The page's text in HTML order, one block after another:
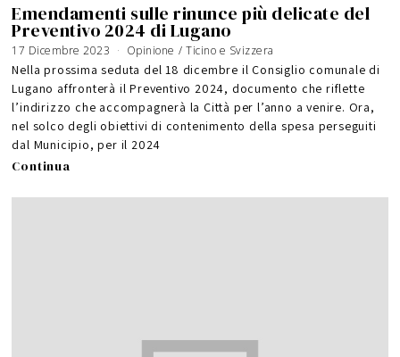
Emendamenti sulle rinunce più delicate del
Preventivo 2024 di Lugano
17 Dicembre 2023 Opinione / Ticino e Svizzera
Nella prossima seduta del 18 dicembre il Consiglio comunale di
Lugano affronterà il Preventivo 2024, documento che riflette
l’indirizzo che accompagnerà la Città per l’anno a venire. Ora,
nel solco degli obiettivi di contenimento della spesa perseguiti
dal Municipio, per il 2024
Continua